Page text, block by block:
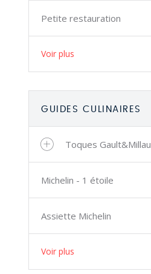
Petite restauration
Voir plus
GUIDES CULINAIRES
Toques Gault&Millau
Michelin - 1 étoile
Assiette Michelin
Voir plus